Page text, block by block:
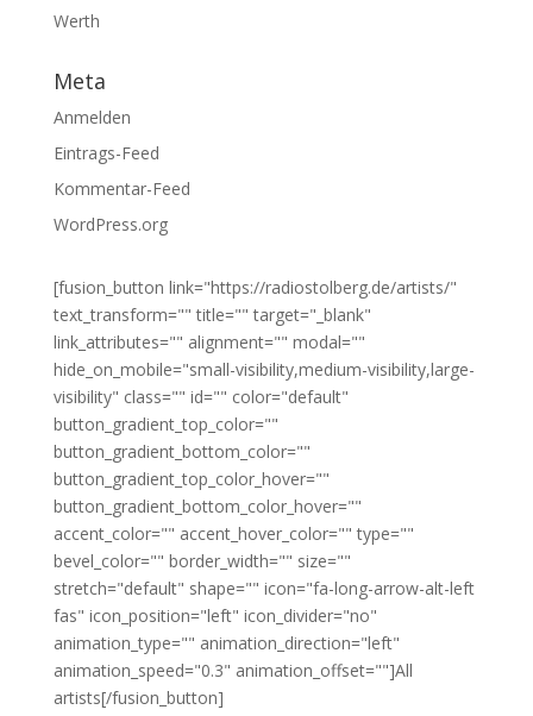
Werth
Meta
Anmelden
Eintrags-Feed
Kommentar-Feed
WordPress.org
[fusion_button link="https://radiostolberg.de/artists/"
text_transform="" title="" target="_blank"
link_attributes="" alignment="" modal=""
hide_on_mobile="small-visibility,medium-visibility,large-
visibility" class="" id="" color="default"
button_gradient_top_color=""
button_gradient_bottom_color=""
button_gradient_top_color_hover=""
button_gradient_bottom_color_hover=""
accent_color="" accent_hover_color="" type=""
bevel_color="" border_width="" size=""
stretch="default" shape="" icon="fa-long-arrow-alt-left
fas" icon_position="left" icon_divider="no"
animation_type="" animation_direction="left"
animation_speed="0.3" animation_offset=""]All
artists[/fusion_button]